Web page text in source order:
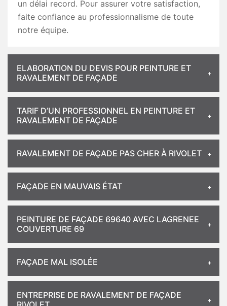
un délai record. Pour assurer votre satisfaction,
faite confiance au professionnalisme de toute
notre équipe.
ELABORATION DU DEVIS POUR PEINTURE ET
RAVALEMENT DE FAÇADE
TARIF D’UN PROFESSIONNEL EN PEINTURE ET
RAVALEMENT DE FAÇADE
RAVALEMENT DE FAÇADE PAS CHER À RIVOLET
FAÇADE EN MAUVAIS ÉTAT
PEINTURE DE FAÇADE 69640 AVEC LAGRENEE
COUVERTURE 69
FAÇADE MAL ISOLÉE
ENTREPRISE DE RAVALEMENT DE FAÇADE